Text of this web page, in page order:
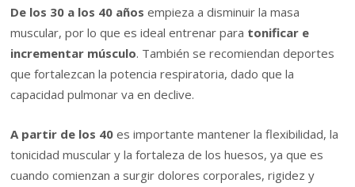
De los 30 a los 40 años empieza a disminuir la masa
muscular, por lo que es ideal entrenar para tonificar e
incrementar músculo. También se recomiendan deportes
que fortalezcan la potencia respiratoria, dado que la
capacidad pulmonar va en declive.
A partir de los 40 es importante mantener la flexibilidad, la
tonicidad muscular y la fortaleza de los huesos, ya que es
cuando comienzan a surgir dolores corporales, rigidez y